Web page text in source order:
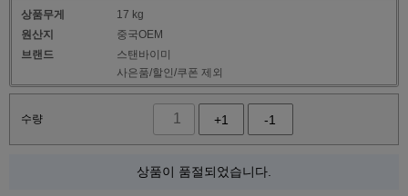
상품무게
17 kg
원산지
중국OEM
브랜드
스탠바이미
사은품/할인/쿠폰 제외
수량 +1 -1
상품이 품절되었습니다.